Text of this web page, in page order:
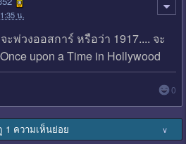
น.
พ่วงออสการ์​ หรือว่า​ 1917.... จะ
upon​ a​ Time​ in​ Hollywood​
0
1 ความเห็นย่อย ∨